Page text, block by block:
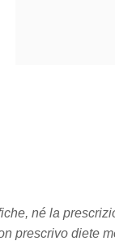
né la
prescrivo diete